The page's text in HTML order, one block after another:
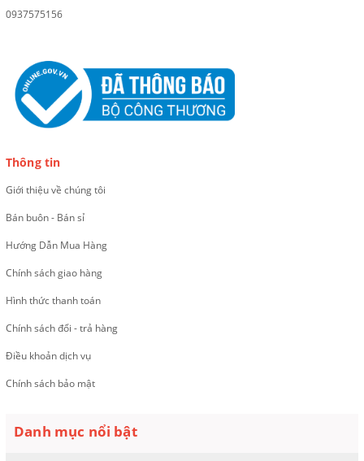
0937575156
Thông tin
Giới thiệu về chúng tôi
Bán buôn - Bán sỉ
Hướng Dẫn Mua Hàng
Chính sách giao hàng
Hình thức thanh toán
Chính sách đổi - trả hàng
Điều khoản dịch vụ
Chính sách bảo mật
Danh mục nổi bật